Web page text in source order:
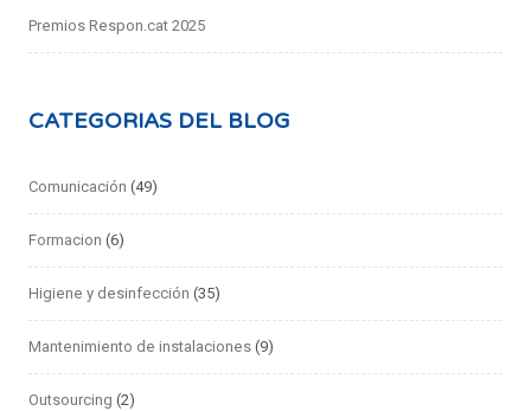
Premios Respon.cat 2025
CATEGORIAS DEL BLOG
Comunicación (49)
Formacion (6)
Higiene y desinfección (35)
Mantenimiento de instalaciones (9)
Outsourcing (2)